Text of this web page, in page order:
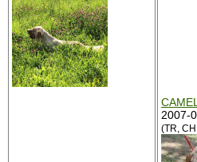
2007-
(TR,